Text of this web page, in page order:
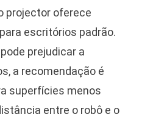
projector oferece
escritórios padrão.
prejudicar a
a recomendação é
superfícies menos
entre o robô e o